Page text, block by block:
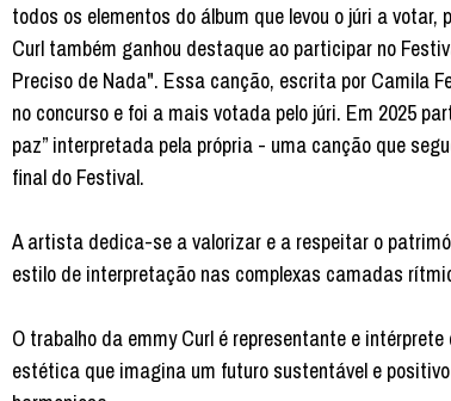
todos os elementos do álbum que levou o júri a votar,
Curl também ganhou destaque ao participar no
Preciso de Nada". Essa canção, escrita por Camila
no concurso e foi a mais votada pelo júri. Em 2025
paz” interpretada pela própria - uma canção que
final do Festival.
A artista dedica-se a valorizar e a respeitar o
estilo de interpretação nas complexas camadas
O trabalho da emmy Curl é representante e
estética que imagina um futuro sustentável e